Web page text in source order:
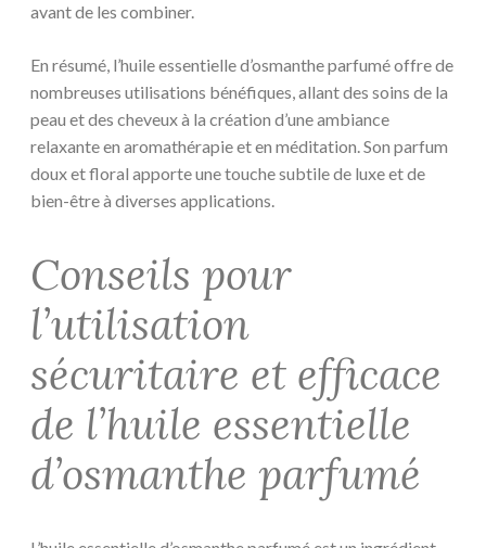
avant de les combiner.
En résumé, l’huile essentielle d’osmanthe parfumé offre de
nombreuses utilisations bénéfiques, allant des soins de la
peau et des cheveux à la création d’une ambiance
relaxante en aromathérapie et en méditation. Son parfum
doux et floral apporte une touche subtile de luxe et de
bien-être à diverses applications.
Conseils pour
l’utilisation
sécuritaire et efficace
de l’huile essentielle
d’osmanthe parfumé